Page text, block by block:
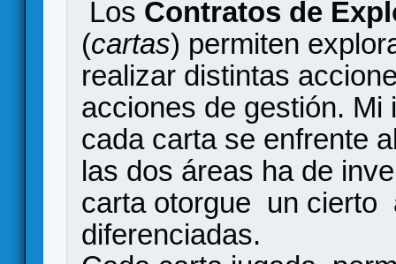
Los Contratos de
(cartas) permiten
realizar distintas
acciones de gestión. Mi
cada carta se enfrente
las dos áreas ha de
carta otorgue un cierto
diferenciadas.